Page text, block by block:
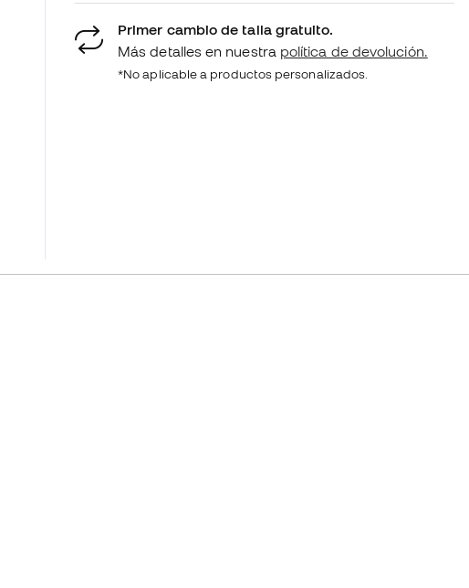
Primer cambio de talla gratuito.
Más detalles en nuestra política de devolución.
*No aplicable a productos personalizados.